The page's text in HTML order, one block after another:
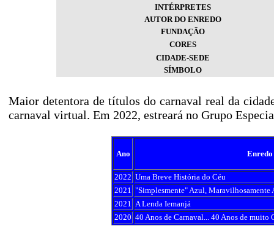
INTÉRPRETES
AUTOR DO ENREDO
FUNDAÇÃO
CORES
CIDADE-SEDE
SÍMBOLO
Maior detentora de títulos do carnaval real da
carnaval virtual. Em 2022, estreará no Grupo
Ano Enredo
2022 Uma Breve História do Céu
2021 "Simplesmente" Azul,
2021 A Lenda Iemanjá
2020 40 Anos de Carnaval... 40 Anos de muito